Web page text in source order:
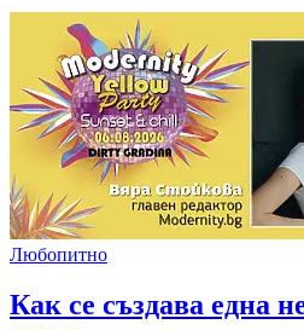
Любопитно
Как се създава една